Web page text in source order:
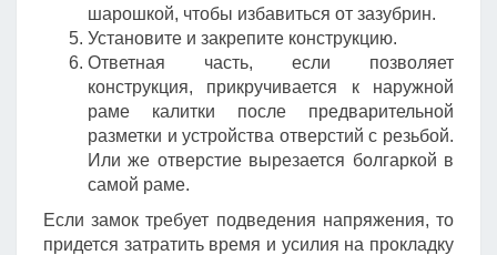
шарошкой, чтобы избавиться от зазубрин.
Установите и закрепите конструкцию.
Ответная часть, если позволяет
конструкция, прикручивается к наружной
раме калитки после предварительной
разметки и устройства отверстий с резьбой.
Или же отверстие вырезается болгаркой в
самой раме.
Если замок требует подведения напряжения, то
придется затратить время и усилия на прокладку